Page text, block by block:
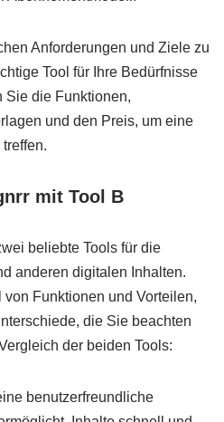
Anforderungen und Ziele zu
Tool für Ihre Bedürfnisse
Sie die Funktionen,
und den Preis, um eine
mit Tool B
beliebte Tools für die
anderen digitalen Inhalten.
Funktionen und Vorteilen,
die Sie beachten
der beiden Tools:
benutzerfreundliche